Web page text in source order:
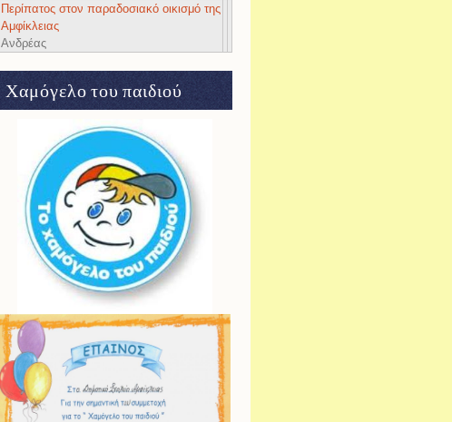
Περίπατος στον παραδοσιακό οικισμό της
Αμφίκλειας
Ανδρέας
Χαμόγελο του παιδιού